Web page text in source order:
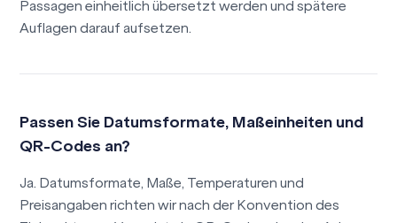
Passagen einheitlich übersetzt werden und spätere
Auflagen darauf aufsetzen.
Passen Sie Datumsformate, Maßeinheiten und
QR-Codes an?
Ja. Datumsformate, Maße, Temperaturen und
Preisangaben richten wir nach der Konvention des